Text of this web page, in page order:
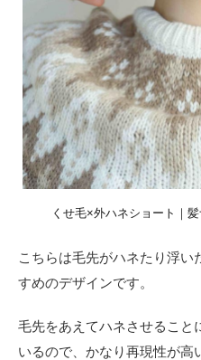
くせ毛×外ハネショート｜
こちらは毛先がハネたり浮い
すめのデザインです。
毛先をあえてハネさせること
いるので、かなり再現性が高